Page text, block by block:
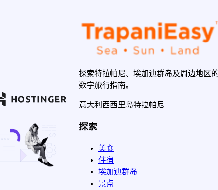
探索特拉帕尼、埃加迪群岛及周边地区
数字旅行指南。
意大利西西里岛特拉帕尼
探索
美食
住宿
埃加迪群岛
景点